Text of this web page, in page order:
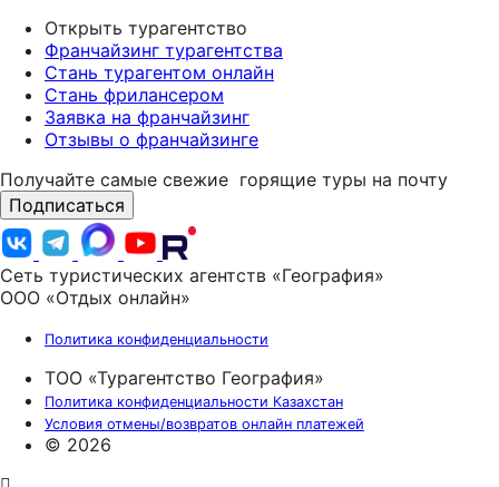
Открыть турагентство
Франчайзинг турагентства
Стань турагентом онлайн
Стань фрилансером
Заявка на франчайзинг
Отзывы о франчайзинге
Получайте самые свежие горящие туры на почту
Подписаться
Сеть туристических агентств «География»
ООО «Отдых онлайн»
Политика конфиденциальности
ТОО «Турагентство География»
Политика конфиденциальности Казахстан
Условия отмены/возвратов онлайн платежей
© 2026